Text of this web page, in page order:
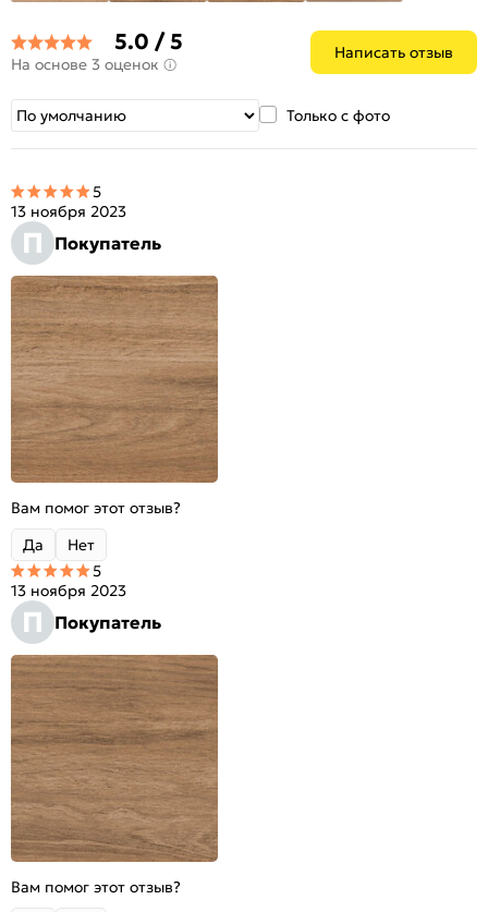
5.0 / 5
На основе 3 оценок
Написать отзыв
Только с фото
П Покупатель
13 ноября 2023
5
Вам помог этот отзыв?
Да
Нет
П Покупатель
13 ноября 2023
5
Вам помог этот отзыв?